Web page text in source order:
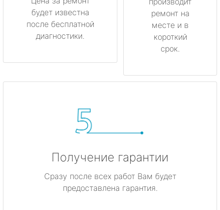
будет известна
после бесплатной
диагностики.
ремонт на
месте и в
короткий
срок.
Получение гарантии
Сразу после всех работ Вам будет
предоставлена гарантия.